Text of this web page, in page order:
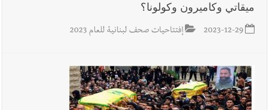
ميقاتي وكاميرون وكولونا؟
2023-12-29 إفتتاحيات صحف لبنانية للعام 2023